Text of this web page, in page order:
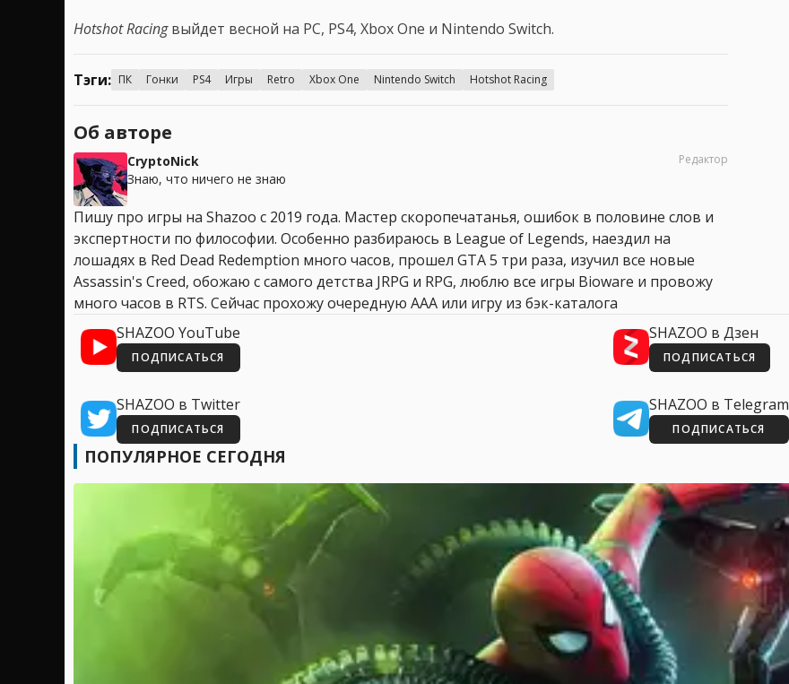
Hotshot Racingвыйдет весной на PC, PS4, Xbox One и Nintendo Switch.
Тэги: ПК Гонки PS4 Игры Retro Xbox One Nintendo Switch Hotshot Racing
Об авторе
CryptoNick
Знаю, что ничего не знаю
Редактор
Пишу про игры на Shazoo с 2019 года. Мастер скоропечатанья, ошибок в половине слов и
экспертности по философии. Особенно разбираюсь в League of Legends, наездил на
лошадях в Red Dead Redemption много часов, прошел GTA 5 три раза, изучил все новые
Assassin's Creed, обожаю с самого детства JRPG и RPG, люблю все игры Bioware и провожу
много часов в RTS. Сейчас прохожу очередную AAA или игру из бэк-каталога
SHAZOO YouTube
ПОДПИСАТЬСЯ
SHAZOO в Дзен
ПОДПИСАТЬСЯ
SHAZOO в Twitter
ПОДПИСАТЬСЯ
SHAZOO в Telegram
ПОДПИСАТЬСЯ
ПОПУЛЯРНОЕ СЕГОДНЯ